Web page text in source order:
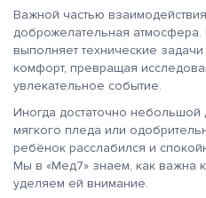
Важной частью взаимодействия
доброжелательная атмосфера.
выполняет технические
комфорт, превращая
увлекательное событие.
Иногда достаточно
мягкого пледа или
ребёнок расслабился и
Мы в «Мед7» знаем, как важна
уделяем ей внимание.